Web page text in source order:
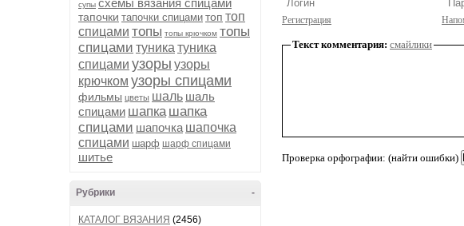
супы схемы вязания спицами
тапочки тапочки спицами топ топ
спицами топы топы крючком топы
спицами туника туника
спицами узоры узоры
крючком узоры спицами
фильмы цветы шаль шаль
спицами шапка шапка
спицами шапочка шапочка
спицами шарф шарф спицами
шитье
-
Рубрики
КАТАЛОГ ВЯЗАНИЯ (2456)
Регистрация
Текст комментария: смайлики
Проверка орфографии: (найти ошибки)